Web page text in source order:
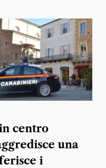
centro
una
i